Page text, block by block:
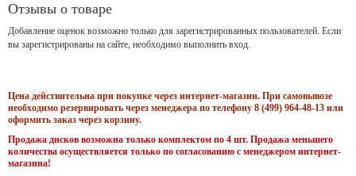
Отзывы о товаре
Добавление оценок возможно только для зарегистрированных пользователей. Если
вы зарегистрированы на сайте, необходимо выполнить вход.
Цена действительна при покупке через интернет-магазин. При самовывозе
необходимо резервировать через менеджера по телефону 8 (499) 964-48-13 или
оформить заказ через корзину.
Продажа дисков возможна только комплектом по 4 шт. Продажа меньшего
количества осуществляется только по согласованию с менеджером интернет-
магазина!